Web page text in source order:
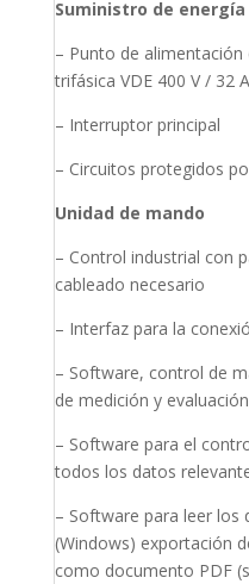
Suministro de energía
– Punto de
trifásica VDE 400 V / 32 A
– Interruptor principal
– Circuitos protegidos
Unidad de mando
– Control industrial con
cableado necesario
– Interfaz para la
– Software, control de
de medición y evaluación
– Software para el
todos los datos
– Software para leer los
(Windows) exportación
como documento PDF